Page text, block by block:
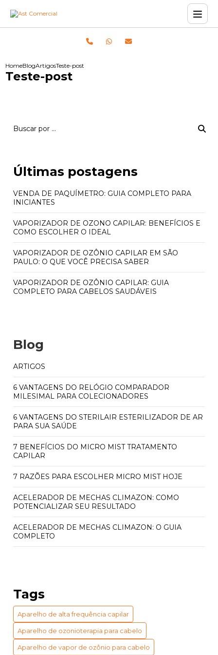
HomeBlogArtigosTeste-post
Teste-post
Últimas postagens
VENDA DE PAQUÍMETRO: GUIA COMPLETO PARA
INICIANTES
VAPORIZADOR DE OZONO CAPILAR: BENEFÍCIOS E
COMO ESCOLHER O IDEAL
VAPORIZADOR DE OZÔNIO CAPILAR EM SÃO
PAULO: O QUE VOCÊ PRECISA SABER
VAPORIZADOR DE OZÔNIO CAPILAR: GUIA
COMPLETO PARA CABELOS SAUDÁVEIS
Blog
ARTIGOS
6 VANTAGENS DO RELÓGIO COMPARADOR
MILESIMAL PARA COLECIONADORES
6 VANTAGENS DO STERILAIR ESTERILIZADOR DE AR
PARA SUA SAÚDE
7 BENEFÍCIOS DO MICRO MIST TRATAMENTO
CAPILAR
7 RAZÕES PARA ESCOLHER MICRO MIST HOJE
ACELERADOR DE MECHAS CLIMAZON: COMO
POTENCIALIZAR SEU RESULTADO
ACELERADOR DE MECHAS CLIMAZON: O GUIA
COMPLETO
ACESSÍVEL
APARELHO DE VAPOR DE OZÔNIO PARA CABELO:
BENEFÍCIOS E USOS ESSENCIAIS
APARELHO DE VAPOR DE OZÔNIO PARA CABELO:
Tags
Aparelho de alta frequência capilar
Aparelho de ozonioterapia para cabelo
Aparelho de vapor de ozônio para cabelo